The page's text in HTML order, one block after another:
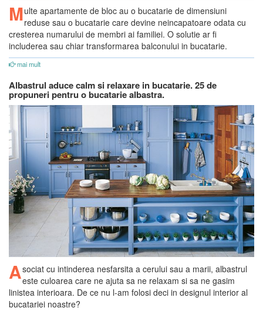
Multe apartamente de bloc au o bucatarie de dimensiuni
reduse sau o bucatarie care devine neincapatoare odata cu
cresterea numarului de membri ai familiei. O solutie ar fi
includerea sau chiar transformarea balconului in bucatarie.
mai mult
Albastrul aduce calm si relaxare in bucatarie. 25 de
propuneri pentru o bucatarie albastra.
Asociat cu intinderea nesfarsita a cerului sau a marii, albastrul
este culoarea care ne ajuta sa ne relaxam si sa ne gasim
linistea interioara. De ce nu l-am folosi deci in designul interior al
bucatariei noastre?